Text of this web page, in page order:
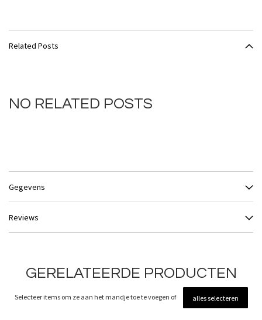
Related Posts
NO RELATED POSTS
Gegevens
Reviews
GERELATEERDE PRODUCTEN
Selecteer items om ze aan het mandje toe te voegen of alles selecteren